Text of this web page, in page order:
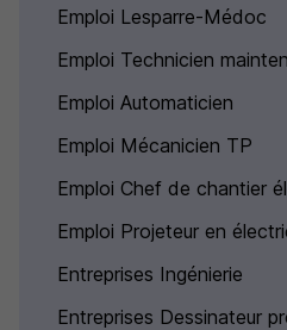
Emploi Lesparre-Médoc
Emploi Technicien
Emploi Automaticien
Emploi Mécanicien TP
Emploi Chef de chantier
Emploi Projeteur en
Entreprises Ingénierie
Entreprises Dessinateur